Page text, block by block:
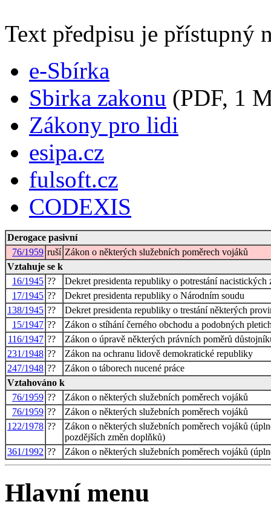
Text předpisu je přístupný
e-Sbírka
Sbirka zakonu (PDF, 1
Zákony pro lidi
esipa.cz
fulsoft.cz
CODEXIS
Derogace pasivní
76/1959 ruší Zákon o některých služebních poměrech vojáků
Vztahuje se k
16/1945 ??
Dekret presidenta republiky o potrestání
17/1945 ??
Dekret presidenta republiky o Národním soudu
138/1945 ??
Dekret presidenta republiky o trestání některých
15/1947 ??
Zákon o stíhání černého obchodu a podobných
116/1947 ??
Zákon o úpravě některých právních poměrů
231/1948 ??
Zákon na ochranu lidově demokratické republiky
247/1948 ??
Zákon o táborech nucené práce
Vztahováno k
76/1959 ??
Zákon o některých služebních poměrech vojáků
76/1959 ??
Zákon o některých služebních poměrech vojáků
122/1978 ??
Zákon o některých služebních poměrech vojáků
pozdějších změn doplňků)
361/1992 ?? Zákon o některých služebních poměrech vojáků
Hlavní menu